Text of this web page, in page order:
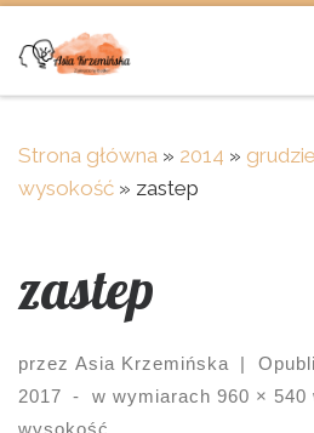
Skip to content
Strona główna » 2014 »
wysokość » zastep
zastep
przez Asia Krzemińska |
2017
- w wymiarach 960 × 540
wysokość